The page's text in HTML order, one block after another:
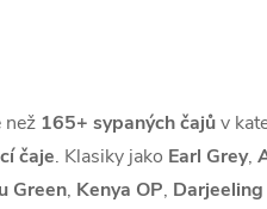
než 165+ sypaných čajův
čaje. Klasiky jako Earl Grey,
Green, Kenya OP, Darjeeling